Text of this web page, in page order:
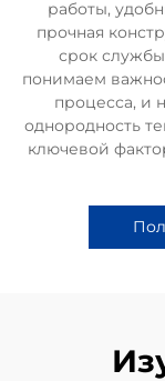
работы,
прочная
срок
понимаем
процесса, и
однородность
ключевой